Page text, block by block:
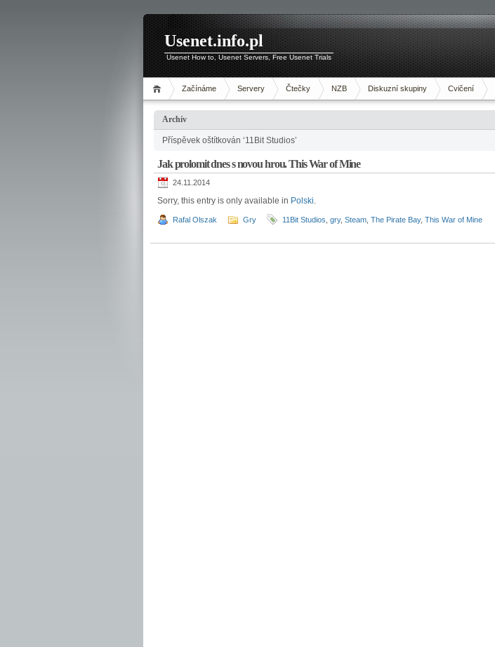
Usenet.info.pl
Usenet How to, Usenet Servers, Free Usenet Trials
Začínáme Servery Čtečky NZB Diskuzní skupiny Cvičení
Archív
Příspěvek oštítkován ‘11Bit Studios’
Jak prolomit dnes s novou hrou. This War of Mine
24.11.2014
Sorry, this entry is only available in Polski.
Rafal Olszak Gry 11Bit Studios gry, Steam The Pirate Bay, This War of Mine